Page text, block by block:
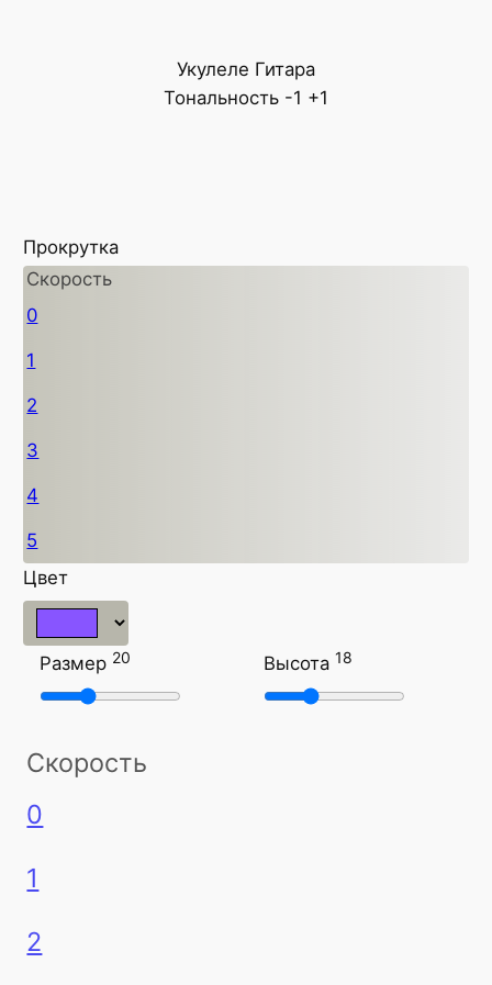
Укулеле Гитара
Тональность -1 +1
Прокрутка
Скорость
0
1
2
3
4
5
Цвет
Размер 20 Высота 18
Скорость
0
1
2